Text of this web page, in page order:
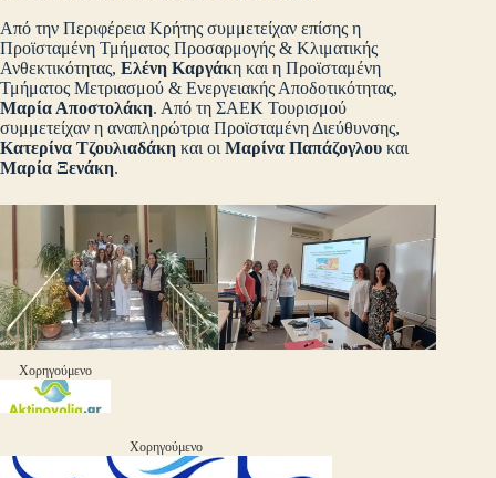
Από την Περιφέρεια Κρήτης συμμετείχαν επίσης η
Προϊσταμένη Τμήματος Προσαρμογής & Κλιματικής
Ανθεκτικότητας, Ελένη Καργάκη και η Προϊσταμένη
Τμήματος Μετριασμού & Ενεργειακής Αποδοτικότητας,
Μαρία Αποστολάκη. Από τη ΣΑΕΚ Τουρισμού
συμμετείχαν η αναπληρώτρια Προϊσταμένη Διεύθυνσης,
Κατερίνα Τζουλιαδάκη και οι Μαρίνα Παπάζογλου και
Μαρία Ξενάκη.
Χορηγούμενο
Χορηγούμενο